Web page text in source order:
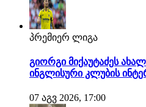
პრემიერ ლიგა
გიორგი მიქაუტაძეს
ინგლისური კლუბის
07 აგვ 2026, 17:00